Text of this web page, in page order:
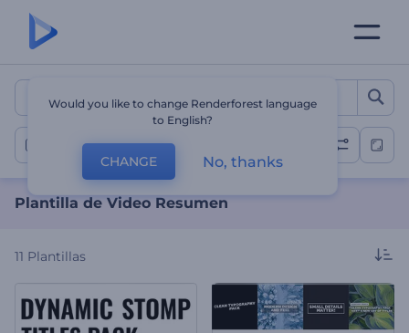
Plantilla de Video
Videos resumen
Plantilla de Video Resumen
11 Plantillas
Would you like to change Renderforest language
to English?
CHANGE No, thanks